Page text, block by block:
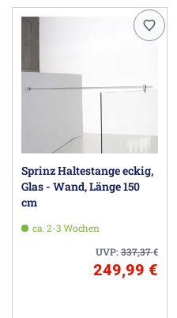
Sprinz Haltestange eckig,
Glas - Wand, Länge 150
cm
ca. 2-3 Wochen
UVP:337,37€
249,99 €